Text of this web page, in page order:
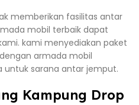
memberikan fasilitas antar
mobil terbaik dapat
kami menyediakan paket
armada mobil
untuk sarana antar jemput.
Kampung Drop